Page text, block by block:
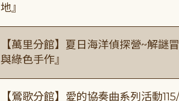
地』
【萬里分館】夏日海洋偵探營~解謎
與綠色手作』
【鶯歌分館】愛的協奏曲系列活動